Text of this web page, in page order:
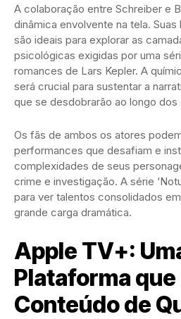
A colaboração entre Schreiber e
dinâmica envolvente na tela.
são ideais para explorar as
psicológicas exigidas por uma
romances de Lars Kepler. A
será crucial para sustentar a
que se desdobrarão ao longo dos
Os fãs de ambos os atores
performances que desafiam e
complexidades de seus
crime e investigação. A série
para ver talentos consolidados
grande carga dramática.
Apple TV+:
Plataforma
Conteúdo de